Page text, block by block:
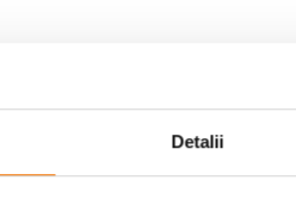
Detalii